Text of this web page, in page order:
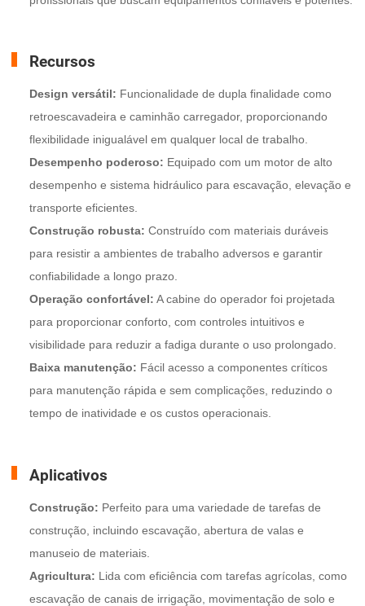
Recursos
Design versátil: Funcionalidade de dupla finalidade como
retroescavadeira e caminhão carregador, proporcionando
flexibilidade inigualável em qualquer local de trabalho.
Desempenho poderoso: Equipado com um motor de alto
desempenho e sistema hidráulico para escavação, elevação e
transporte eficientes.
Construção robusta: Construído com materiais duráveis
para resistir a ambientes de trabalho adversos e garantir
confiabilidade a longo prazo.
Operação confortável: A cabine do operador foi projetada
para proporcionar conforto, com controles intuitivos e
visibilidade para reduzir a fadiga durante o uso prolongado.
Baixa manutenção: Fácil acesso a componentes críticos
para manutenção rápida e sem complicações, reduzindo o
tempo de inatividade e os custos operacionais.
Aplicativos
Construção: Perfeito para uma variedade de tarefas de
construção, incluindo escavação, abertura de valas e
manuseio de materiais.
Agricultura: Lida com eficiência com tarefas agrícolas, como
escavação de canais de irrigação, movimentação de solo e